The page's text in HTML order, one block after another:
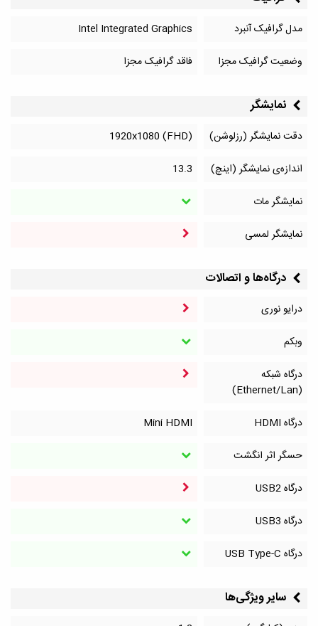
مدل گرافیک آنبرد
Intel Integrated Graphics
وضعیت گرافیک مجزا
فاقد گرافیک مجزا
نمایشگر
دقت نمایشگر (رزلوشن)
1920x1080 (FHD)
اندازه‌ی نمایشگر (اینچ)
13.3
نمایشگر مات
نمایشگر لمسی
درگاه‌ها و اتصالات
درایو نوری
وبکم
درگاه شبکه
(Ethernet/Lan)
درگاه HDMI
Mini HDMI
حسگر اثر انگشت
درگاه‌ USB2
درگاه‌ USB3
درگاه‌ USB Type-C
سایر ویژگی‌ها